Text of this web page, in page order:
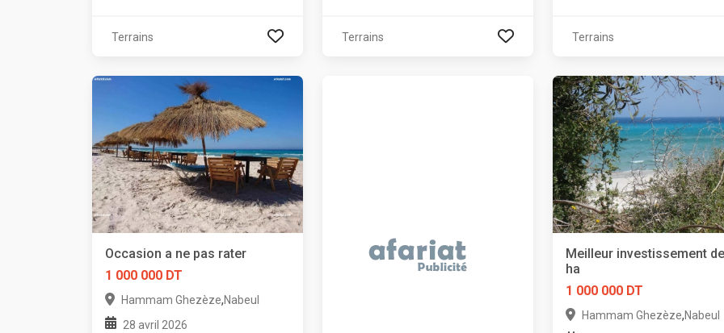
Terrains Terrains Terrains
Occasion a ne pas rater
1 000 000 DT
Hammam Ghezèze,Nabeul
28 avril 2026
Meilleur investissement
ha
1 000 000 DT
Hammam Ghezèze,Nabeul